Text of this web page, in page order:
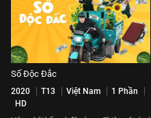
Số Độc Đắc
2020 T13 Việt Nam
1 Phần
HD